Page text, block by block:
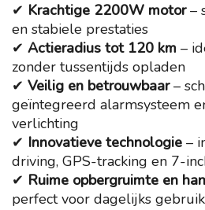
✔ Krachtige 2200W motor–
en stabiele prestaties
✔ Actieradius tot 120 km –
zonder tussentijds opladen
✔ Veilig en betrouwbaar–
geïntegreerd alarmsysteem
verlichting
✔ Innovatieve technologie –
driving, GPS-tracking en 7-
✔ Ruime opbergruimte en
perfect voor dagelijks gebruik